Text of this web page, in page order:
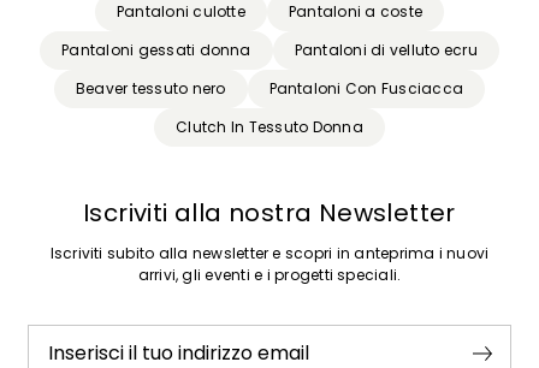
Pantaloni culotte
Pantaloni a coste
Pantaloni gessati donna
Pantaloni di velluto ecru
Beaver tessuto nero
Pantaloni Con Fusciacca
Clutch In Tessuto Donna
Iscriviti alla nostra Newsletter
Iscriviti subito alla newsletter e scopri in anteprima i nuovi
arrivi, gli eventi e i progetti speciali.
Inserisci il tuo indirizzo email